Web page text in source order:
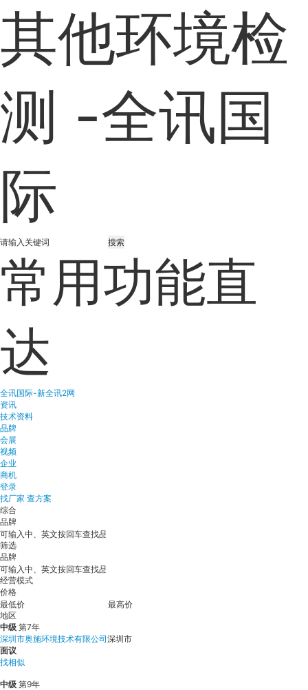
其他环境检
测 -全讯国
际
搜索
常用功能直
达
全讯国际-新全讯2网
资讯
技术资料
品牌
会展
视频
企业
商机
登录
找厂家 查方案
综合
品牌
筛选
品牌
经营模式
价格
地区
中级 第7年
深圳市奥施环境技术有限公司深圳市
面议
找相似
中级 第9年